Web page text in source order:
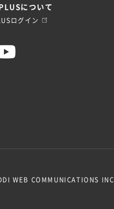
について
ログイン
WEB COMMUNICATIONS INC.